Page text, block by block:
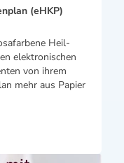
(eHKP)
Heil-
elektronischen
von ihrem
mehr aus Papier